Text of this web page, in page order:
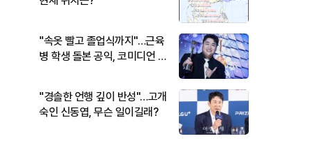
"속옷 빨고 졸업식까지"…근육
병 학생 돌본 공익, 코미디언 김
"경솔한 언행 깊이 반성"…고개
숙인 신동엽, 무슨 일이길래?